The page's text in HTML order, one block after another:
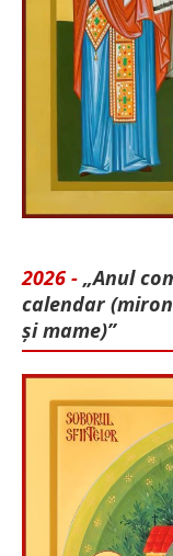
2026 - „Anul
calendar
și mame)”